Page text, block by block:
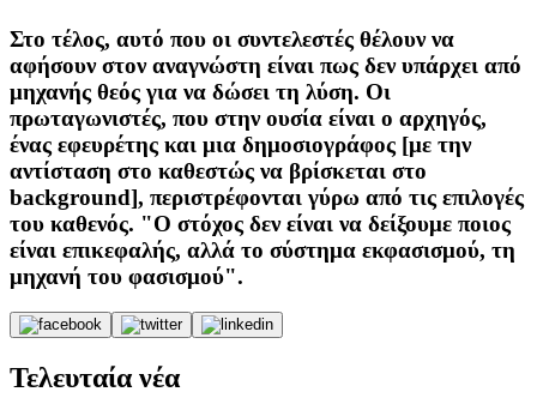
Στο τέλος, αυτό που οι συντελεστές θέλουν να
αφήσουν στον αναγνώστη είναι πως δεν υπάρχει από
μηχανής θεός για να δώσει τη λύση. Οι
πρωταγωνιστές, που στην ουσία είναι ο αρχηγός,
ένας εφευρέτης και μια δημοσιογράφος [με την
αντίσταση στο καθεστώς να βρίσκεται στο
background], περιστρέφονται γύρω από τις επιλογές
του καθενός. "Ο στόχος δεν είναι να δείξουμε ποιος
είναι επικεφαλής, αλλά το σύστημα εκφασισμού, τη
μηχανή του φασισμού".
Τελευταία νέα